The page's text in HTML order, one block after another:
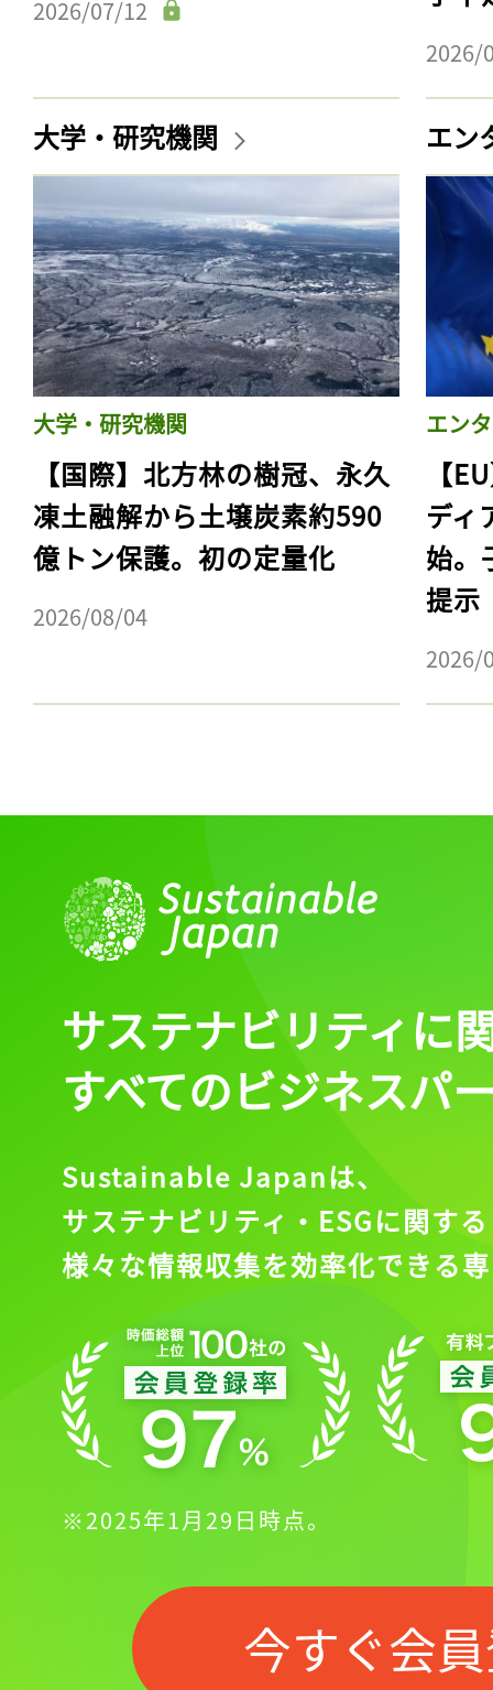
2026/07/12
2026/
大学・研究機関
大学・研究機関
【国際】北方林の樹冠、永久
凍土融解から土壌炭素約590
億トン保護。初の定量化
2026/08/04
エン
エン
【
ディ
始。
提示
2026/
サステナビリティに
すべてのビジネスパ
Sustainable Japanは、
サステナビリティ・ESGに関する
様々な情報収集を効率化できる
※2025年1月29日時点。
今すぐ会